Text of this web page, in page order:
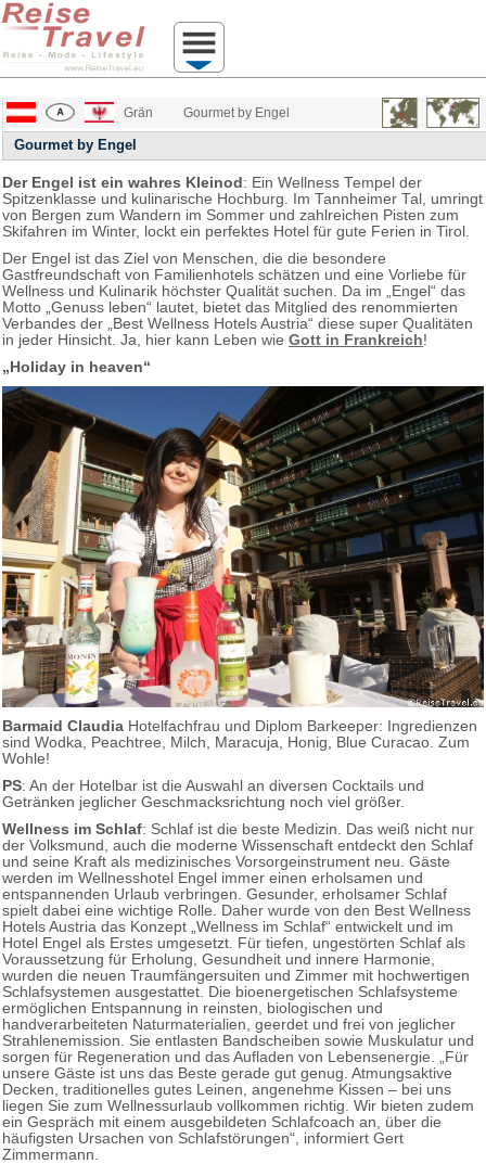
Grän Gourmet by Engel
Gourmet by Engel
Der Engel ist ein wahres Kleinod: Ein Wellness Tempel der
Spitzenklasse und kulinarische Hochburg. Im Tannheimer Tal, umringt
von Bergen zum Wandern im Sommer und zahlreichen Pisten zum
Skifahren im Winter, lockt ein perfektes Hotel für gute Ferien in Tirol.
Der Engel ist das Ziel von Menschen, die die besondere
Gastfreundschaft von Familienhotels schätzen und eine Vorliebe für
Wellness und Kulinarik höchster Qualität suchen. Da im „Engel“ das
Motto „Genuss leben“ lautet, bietet das Mitglied des renommierten
Verbandes der „Best Wellness Hotels Austria“ diese super Qualitäten
in jeder Hinsicht. Ja, hier kann Leben wie Gott in Frankreich!
„Holiday in heaven“
Barmaid Claudia Hotelfachfrau und Diplom Barkeeper: Ingredienzen
sind Wodka, Peachtree, Milch, Maracuja, Honig, Blue Curacao. Zum
Wohle!
PS: An der Hotelbar ist die Auswahl an diversen Cocktails und
Getränken jeglicher Geschmacksrichtung noch viel größer.
Wellness im Schlaf: Schlaf ist die beste Medizin. Das weiß nicht nur
der Volksmund, auch die moderne Wissenschaft entdeckt den Schlaf
und seine Kraft als medizinisches Vorsorgeinstrument neu. Gäste
werden im Wellnesshotel Engel immer einen erholsamen und
entspannenden Urlaub verbringen. Gesunder, erholsamer Schlaf
spielt dabei eine wichtige Rolle. Daher wurde von den Best Wellness
Hotels Austria das Konzept „Wellness im Schlaf“ entwickelt und im
Hotel Engel als Erstes umgesetzt. Für tiefen, ungestörten Schlaf als
Voraussetzung für Erholung, Gesundheit und innere Harmonie,
wurden die neuen Traumfängersuiten und Zimmer mit hochwertigen
Schlafsystemen ausgestattet. Die bioenergetischen Schlafsysteme
ermöglichen Entspannung in reinsten, biologischen und
handverarbeiteten Naturmaterialien, geerdet und frei von jeglicher
Strahlenemission. Sie entlasten Bandscheiben sowie Muskulatur und
sorgen für Regeneration und das Aufladen von Lebensenergie. „Für
unsere Gäste ist uns das Beste gerade gut genug. Atmungsaktive
Decken, traditionelles gutes Leinen, angenehme Kissen – bei uns
liegen Sie zum Wellnessurlaub vollkommen richtig. Wir bieten zudem
ein Gespräch mit einem ausgebildeten Schlafcoach an, über die
häufigsten Ursachen von Schlafstörungen“, informiert Gert
Zimmermann.